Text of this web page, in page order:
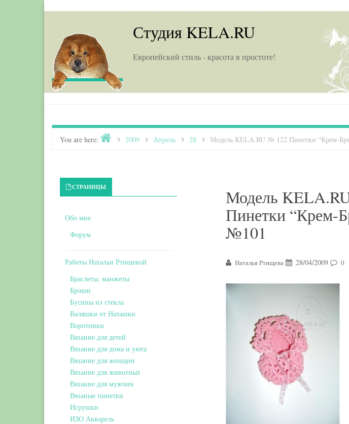
Студия KELA.RU
Европейский стиль - красота в простоте!
You are here: Home2009 Апрель 28 Модель KELA.RU № 122 Пинетки “Крем-
Модель
Пинетки “Крем-
№101
Наталья Ртищева 28/04/2009 0
Primary Sidebar
СТРАНИЦЫ
Обо мне
Форум
Работы Натальи Ртищевой
Браслеты, манжеты
Броши
Бусины из стекла
Валяшки от Наташки
Воротники
Вязание для детей
Вязание для дома и уюта
Вязание для женщин
Вязание для животных
Вязание для мужчин
Вязаные пинетки
Игрушки
ИЗО Акварель